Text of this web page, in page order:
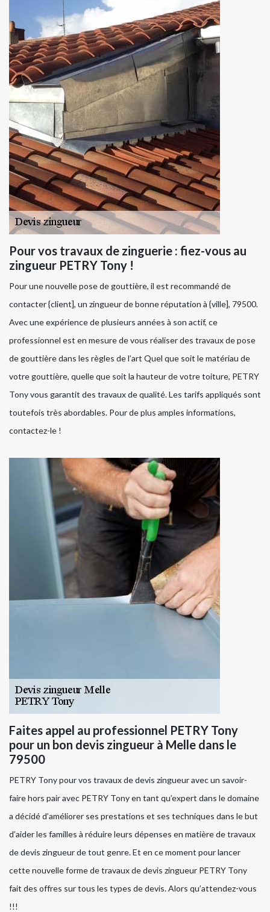
Pour vos travaux de zinguerie : fiez-vous au
zingueur PETRY Tony !
Pour une nouvelle pose de gouttière, il est recommandé de
contacter {client], un zingueur de bonne réputation à {ville], 79500.
Avec une expérience de plusieurs années à son actif, ce
professionnel est en mesure de vous réaliser des travaux de pose
de gouttière dans les règles de l’art Quel que soit le matériau de
votre gouttière, quelle que soit la hauteur de votre toiture, PETRY
Tony vous garantit des travaux de qualité. Les tarifs appliqués sont
toutefois très abordables. Pour de plus amples informations,
contactez-le !
Faites appel au professionnel PETRY Tony
pour un bon devis zingueur à Melle dans le
79500
PETRY Tony pour vos travaux de devis zingueur avec un savoir-
faire hors pair avec PETRY Tony en tant qu’expert dans le domaine
a décidé d’améliorer ses prestations et ses techniques dans le but
d’aider les familles à réduire leurs dépenses en matière de travaux
de devis zingueur de tout genre. Et en ce moment pour lancer
cette nouvelle forme de travaux de devis zingueur PETRY Tony
fait des offres sur tous les types de devis. Alors qu’attendez-vous
!!!